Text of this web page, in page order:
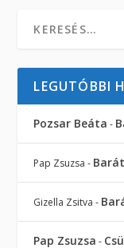
LEGUTÓBBI
Pozsar Beáta -
Pap Zsuzsa -
Gizella Zsitva -
Pap Zsuzsa -